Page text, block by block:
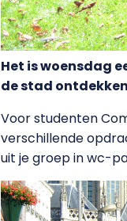
Het is woensdag
de stad
Voor studenten
verschillende
uit je groep in wc-